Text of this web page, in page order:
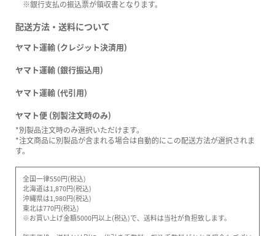
※銀行支払の振込票が領収書となります。
配送方法・送料について
ヤマト運輸 (クレジット決済用)
ヤマト運輸 (銀行振込用)
ヤマト運輸 (代引用)
ヤマト便 (別製注文時のみ)
*別製品注文時のみ選択いただけます。
*注文商品に別製品が含まれる場合は自動的にこの配送方法が選択されま
す。
全国一律550円(税込)
北海道は1,870円(税込)
沖縄県は1,980円(税込)
東北は770円(税込)
※お買い上げ金額5000円以上(税込)で、送料は当社が負担致します。